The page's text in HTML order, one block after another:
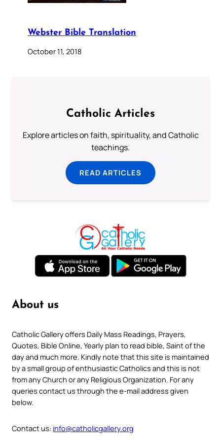
Webster Bible Translation
October 11, 2018
Catholic Articles
Explore articles on faith, spirituality, and Catholic
teachings.
READ ARTICLES
About us
Catholic Gallery offers Daily Mass Readings, Prayers,
Quotes, Bible Online, Yearly plan to read bible, Saint of the
day and much more. Kindly note that this site is maintained
by a small group of enthusiastic Catholics and this is not
from any Church or any Religious Organization. For any
queries contact us through the e-mail address given
below.
Contact us: info@catholicgallery.org